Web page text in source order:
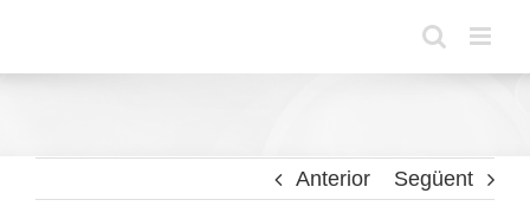
content
Anterior Següent